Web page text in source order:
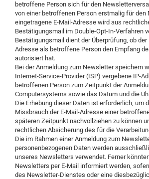
betroffene Person sich für den
von einer betroffenen Person erstmalig für den
eingetragene E-Mail-Adresse wird aus
Bestätigungsmail im Double-Opt-In-Verfahren
Bestätigungsmail dient der Überprüfung, ob der
Adresse als betroffene Person den Empfang
autorisiert hat.
Bei der Anmeldung zum Newsletter speichern
Internet-Service-Provider (ISP) vergebene IP-
betroffenen Person zum Zeitpunkt der
Computersystems sowie das Datum und die
Die Erhebung dieser Daten ist erforderlich, um
Missbrauch der E-Mail-Adresse einer
späteren Zeitpunkt nachvollziehen zu können
rechtlichen Absicherung des für die
Die im Rahmen einer Anmeldung zum
personenbezogenen Daten werden
unseres Newsletters verwendet. Ferner
Newsletters per E-Mail informiert werden,
des Newsletter-Dienstes oder eine